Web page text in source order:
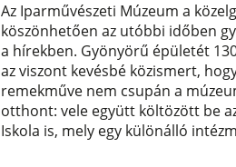
Az Iparművészeti Múzeum a
köszönhetően az utóbbi időben
a hírekben. Gyönyörű épületét
az viszont kevésbé közismert,
remekműve nem csupán a
otthont: vele együtt költözött be
Iskola is, mely egy különálló